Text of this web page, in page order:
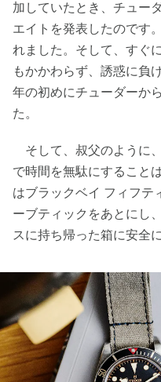
加していたとき、チュー
エイトを発表したのです
れました。そして、すぐ
もかかわらず、誘惑に負
年の初めにチューダーか
た。
そして、叔父のように
で時間を無駄にすること
はブラックベイ フィフテ
ーブティックをあとにし
スに持ち帰った箱に安全